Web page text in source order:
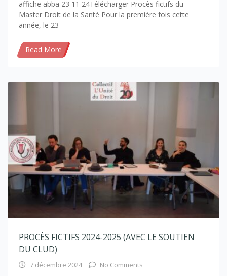
affiche abba 23 11 24Télécharger Procès fictifs du
Master Droit de la Santé Pour la première fois cette
année, le 23
Read More
PROCÈS FICTIFS 2024-2025 (AVEC LE SOUTIEN
DU CLUD)
7 décembre 2024 No Comments